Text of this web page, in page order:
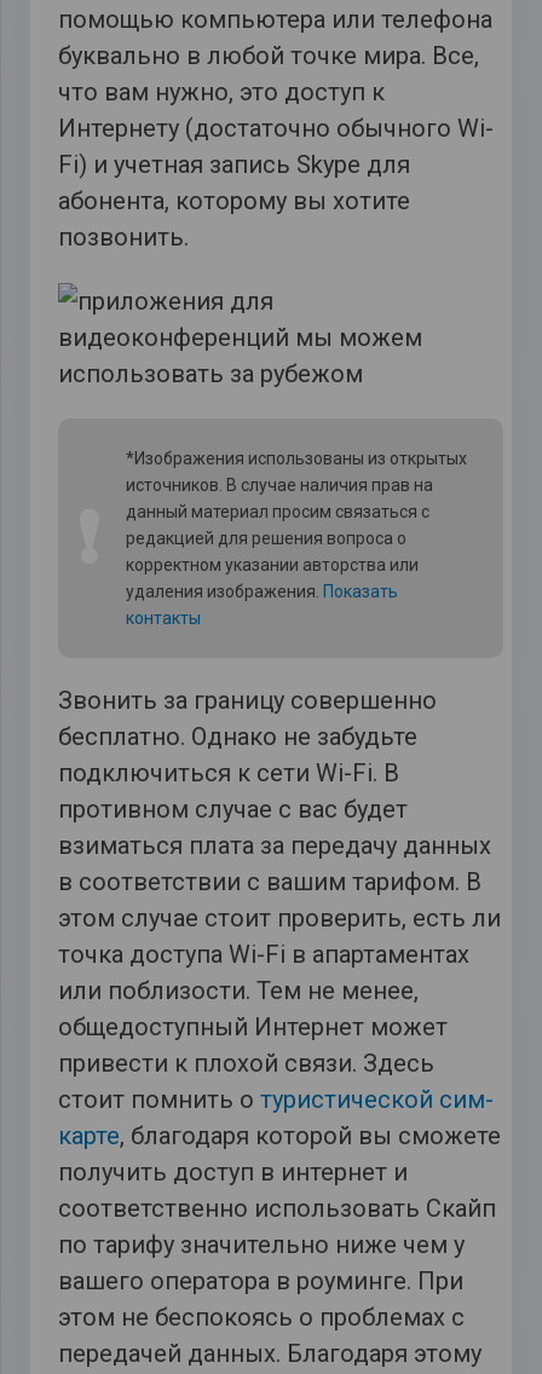
помощью компьютера или телефона
буквально в любой точке мира. Все,
что вам нужно, это доступ к
Интернету (достаточно обычного Wi-
Fi) и учетная запись Skype для
абонента, которому вы хотите
позвонить.
*Изображения использованы из открытых
источников. В случае наличия прав на
данный материал просим связаться с
редакцией для решения вопроса о
корректном указании авторства или
удаления изображения. Показать
контакты
Звонить за границу совершенно
бесплатно. Однако не забудьте
подключиться к сети Wi-Fi. В
противном случае с вас будет
взиматься плата за передачу данных
в соответствии с вашим тарифом. В
этом случае стоит проверить, есть ли
точка доступа Wi-Fi в апартаментах
или поблизости. Тем не менее,
общедоступный Интернет может
привести к плохой связи. Здесь
стоит помнить о туристической сим-
карте, благодаря которой вы сможете
получить доступ в интернет и
соответственно использовать Скайп
по тарифу значительно ниже чем у
вашего оператора в роуминге. При
этом не беспокоясь о проблемах с
передачей данных. Благодаря этому